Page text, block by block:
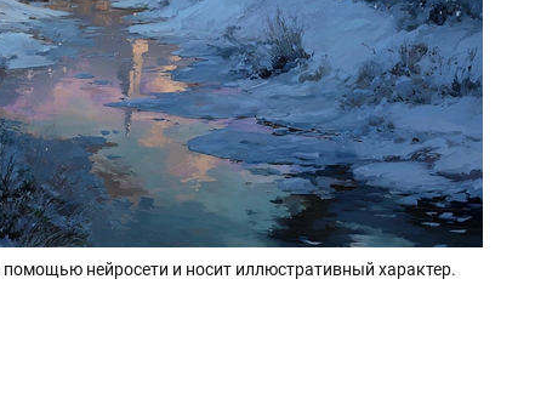
нейросети и носит иллюстративный характер.